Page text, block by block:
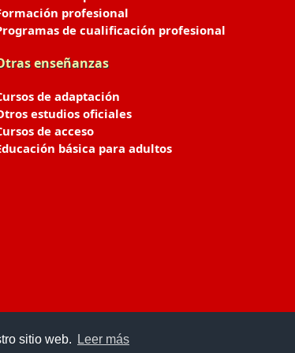
sitio web. Leer más
profesional
de cualificación profesional
enseñanzas
de adaptación
estudios oficiales
de acceso
básica para adultos